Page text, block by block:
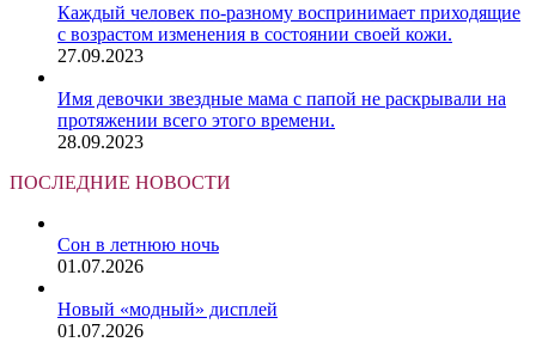
Каждый человек по-разному воспринимает приходящие
с возрастом изменения в состоянии своей кожи.
27.09.2023
Имя девочки звездные мама с папой не раскрывали на
протяжении всего этого времени.
28.09.2023
ПОСЛЕДНИЕ НОВОСТИ
Сон в летнюю ночь
01.07.2026
Новый «модный» дисплей
01.07.2026